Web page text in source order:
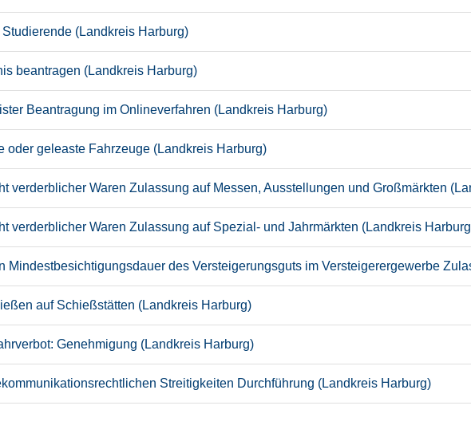
(Landkreis Harburg)
beantragen (Landkreis Harburg)
Beantragung im Onlineverfahren (Landkreis Harburg)
oder geleaste Fahrzeuge (Landkreis Harburg)
verderblicher Waren Zulassung auf Messen, Ausstellungen und Großmärkten
verderblicher Waren Zulassung auf Spezial- und Jahrmärkten (Landkreis
Mindestbesichtigungsdauer des Versteigerungsguts im Versteigerergewerbe
auf Schießstätten (Landkreis Harburg)
Genehmigung (Landkreis Harburg)
Streitigkeiten Durchführung (Landkreis Harburg)